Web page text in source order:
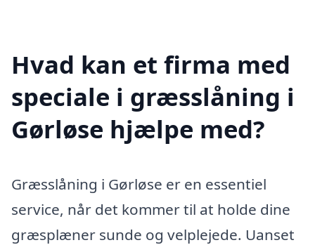
Hvad kan et firma med
speciale i græsslåning i
Gørløse hjælpe med?
Græsslåning i Gørløse er en essentiel
service, når det kommer til at holde dine
græsplæner sunde og velplejede. Uanset